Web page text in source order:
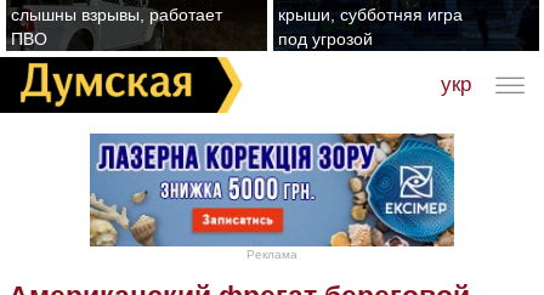
слышны взрывы, работает
ПВО
крыши, субботняя игра
под угрозой
укр
Реклама